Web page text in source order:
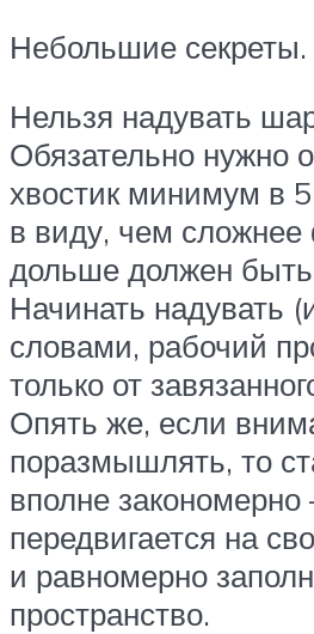
Небольшие секреты.
Нельзя надувать
Обязательно нужно
хвостик минимум в
в виду, чем сложнее
дольше должен быть
Начинать надувать
словами, рабочий
только от
Опять же, если
поразмышлять, то
вполне закономерно
передвигается на
и равномерно
пространство.